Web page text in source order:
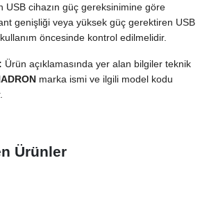
USB cihazın güç gereksinimine göre
genişliği veya yüksek güç gerektiren USB
öncesinde kontrol edilmelidir.
Ürün açıklamasında yer alan bilgiler teknik
marka ismi ve ilgili model kodu
Ürünler